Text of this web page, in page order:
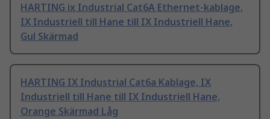
HARTING ix Industrial Cat6A Ethernet-kablage,
IX Industriell till Hane till IX Industriell Hane,
Gul Skärmad
HARTING IX Industrial Cat6a Kablage, IX
Industriell till Hane till IX Industriell Hane,
Orange Skärmad Låg